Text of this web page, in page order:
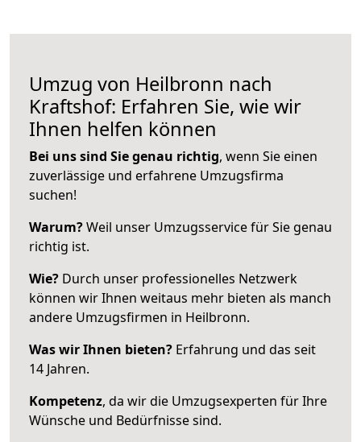
Umzug von Heilbronn nach
Kraftshof: Erfahren Sie, wie wir
Ihnen helfen können
Bei uns sind Sie genau richtig, wenn Sie einen
zuverlässige und erfahrene Umzugsfirma
suchen!
Warum?Weil unser Umzugsservice für Sie genau
richtig ist.
Wie? Durch unser professionelles Netzwerk
können wir Ihnen weitaus mehr bieten als manch
andere Umzugsfirmen in Heilbronn.
Was wir Ihnen bieten? Erfahrung und das seit
14 Jahren.
Kompetenz, da wir die Umzugsexperten für Ihre
Wünsche und Bedürfnisse sind.